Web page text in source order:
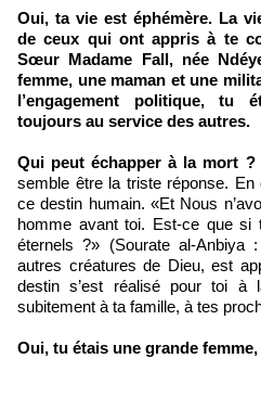
Oui, ta vie est éphémère. La vie va basculer pour nombre
de ceux qui ont appris à te
Sœur Madame Fall, née
femme, une maman et une
l’engagement politique, tu
toujours au service des autres.
Qui peut échapper à la mort ?
semble être la triste réponse.
ce destin humain. «Et Nous
homme avant toi. Est-ce que si
éternels ?» (Sourate al-Anbiya
autres créatures de Dieu, est
destin s’est réalisé pour toi à
subitement à ta famille, à tes
Oui, tu étais une grande